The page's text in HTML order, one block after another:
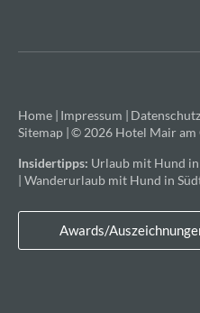
Home | Impressum | Datenschutz
Sitemap |© 2026 Hotel Mair am
Insidertipps: Urlaub mit Hund
| Wanderurlaub mit Hund in
Awards/